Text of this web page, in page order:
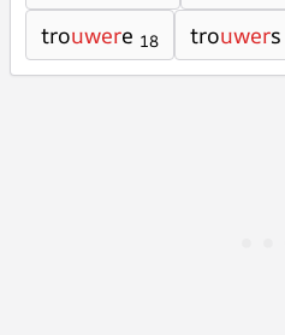
trouwere 18 trouwers